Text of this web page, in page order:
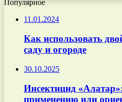
Популярное
11.01.2024
Как использовать
саду и огороде
30.10.2025
Инсектицид
применению или